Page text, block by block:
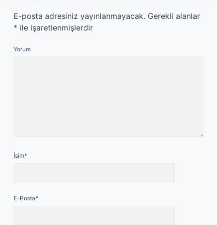
E-posta adresiniz yayınlanmayacak. Gerekli alanlar
* ile işaretlenmişlerdir
Yorum
İsim*
E-Posta*